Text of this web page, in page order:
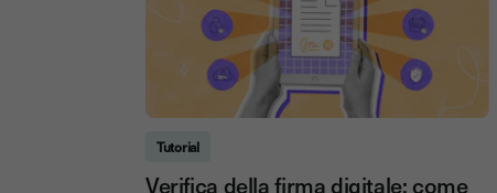
Tutorial
Verifica della firma digitale: come